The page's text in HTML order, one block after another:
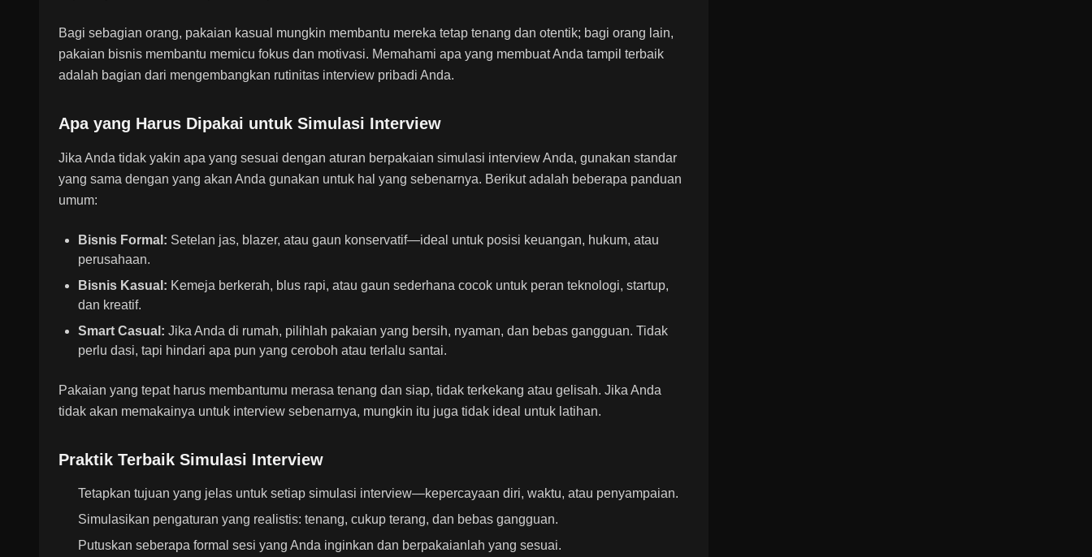
Bagi sebagian orang, pakaian kasual mungkin membantu mereka tetap tenang dan otentik; bagi orang lain,
pakaian bisnis membantu memicu fokus dan motivasi. Memahami apa yang membuat Anda tampil terbaik
adalah bagian dari mengembangkan rutinitas interview pribadi Anda.
Apa yang Harus Dipakai untuk Simulasi Interview
Jika Anda tidak yakin apa yang sesuai dengan aturan berpakaian simulasi interview Anda, gunakan standar
yang sama dengan yang akan Anda gunakan untuk hal yang sebenarnya. Berikut adalah beberapa panduan
umum:
Bisnis Formal: Setelan jas, blazer, atau gaun konservatif—ideal untuk posisi keuangan, hukum, atau
perusahaan.
Bisnis Kasual: Kemeja berkerah, blus rapi, atau gaun sederhana cocok untuk peran teknologi, startup,
dan kreatif.
Smart Casual: Jika Anda di rumah, pilihlah pakaian yang bersih, nyaman, dan bebas gangguan. Tidak
perlu dasi, tapi hindari apa pun yang ceroboh atau terlalu santai.
Pakaian yang tepat harus membantumu merasa tenang dan siap, tidak terkekang atau gelisah. Jika Anda
tidak akan memakainya untuk interview sebenarnya, mungkin itu juga tidak ideal untuk latihan.
Praktik Terbaik Simulasi Interview
Tetapkan tujuan yang jelas untuk setiap simulasi interview—kepercayaan diri, waktu, atau penyampaian.
Simulasikan pengaturan yang realistis: tenang, cukup terang, dan bebas gangguan.
Putuskan seberapa formal sesi yang Anda inginkan dan berpakaianlah yang sesuai.